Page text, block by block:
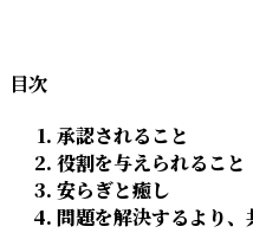
目次
承認されること
役割を与えられること
安らぎと癒し
問題を解決するより、